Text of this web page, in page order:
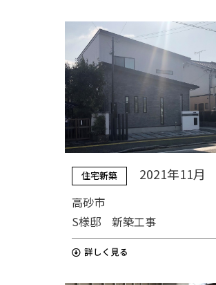
住宅新築 2021年11月
高砂市
S様邸 新築工事